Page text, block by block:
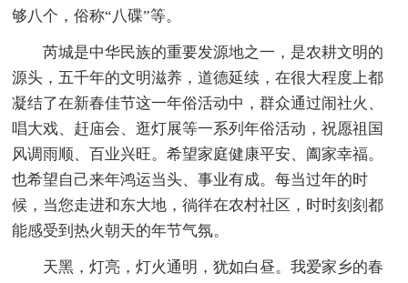
够八个，俗称“八碟”等。
芮城是中华民族的重要发源地之一，是农耕文明的
源头，五千年的文明滋养，道德延续，在很大程度上都
凝结了在新春佳节这一年俗活动中，群众通过闹社火、
唱大戏、赶庙会、逛灯展等一系列年俗活动，祝愿祖国
风调雨顺、百业兴旺。希望家庭健康平安、阖家幸福。
也希望自己来年鸿运当头、事业有成。每当过年的时
候，当您走进和东大地，徜徉在农村社区，时时刻刻都
能感受到热火朝天的年节气氛。
天黑，灯亮，灯火通明，犹如白昼。我爱家乡的春